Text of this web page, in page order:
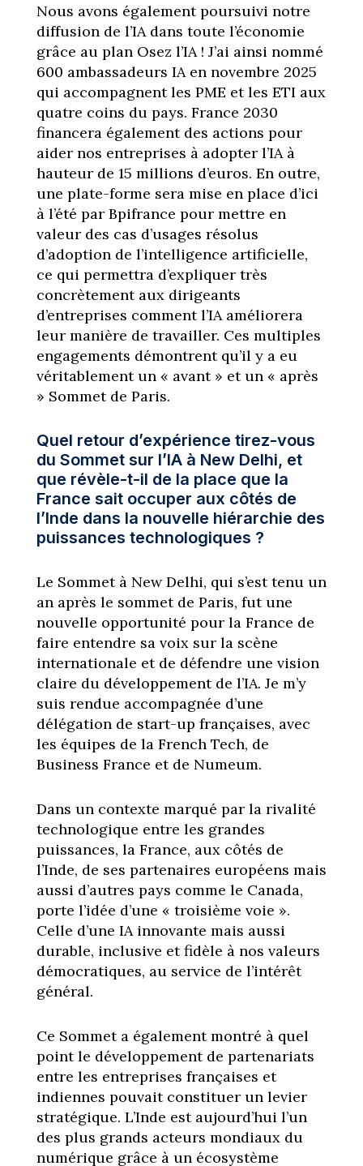
Nous avons également poursuivi notre
diffusion de l’IA dans toute l’économie
grâce au plan Osez l’IA ! J’ai ainsi nommé
600 ambassadeurs IA en novembre 2025
qui accompagnent les PME et les ETI aux
quatre coins du pays. France 2030
financera également des actions pour
aider nos entreprises à adopter l’IA à
hauteur de 15 millions d’euros. En outre,
une plate-forme sera mise en place d’ici
à l’été par Bpifrance pour mettre en
valeur des cas d’usages résolus
d’adoption de l’intelligence artificielle,
ce qui permettra d’expliquer très
concrètement aux dirigeants
d’entreprises comment l’IA améliorera
leur manière de travailler. Ces multiples
engagements démontrent qu’il y a eu
véritablement un « avant » et un « après
» Sommet de Paris.
Quel retour d’expérience tirez-vous
du Sommet sur l’IA à New Delhi, et
que révèle-t-il de la place que la
France sait occuper aux côtés de
l’Inde dans la nouvelle hiérarchie des
puissances technologiques ?
Le Sommet à New Delhi, qui s’est tenu un
an après le sommet de Paris, fut une
nouvelle opportunité pour la France de
faire entendre sa voix sur la scène
internationale et de défendre une vision
claire du développement de l’IA. Je m’y
suis rendue accompagnée d’une
délégation de start-up françaises, avec
les équipes de la French Tech, de
Business France et de Numeum.
Dans un contexte marqué par la rivalité
technologique entre les grandes
puissances, la France, aux côtés de
l’Inde, de ses partenaires européens mais
aussi d’autres pays comme le Canada,
porte l’idée d’une « troisième voie ».
Celle d’une IA innovante mais aussi
durable, inclusive et fidèle à nos valeurs
démocratiques, au service de l’intérêt
général.
Ce Sommet a également montré à quel
point le développement de partenariats
entre les entreprises françaises et
indiennes pouvait constituer un levier
stratégique. L’Inde est aujourd’hui l’un
des plus grands acteurs mondiaux du
numérique grâce à un écosystème